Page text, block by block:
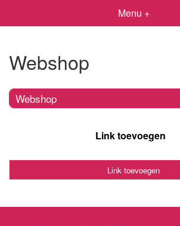
Menu +
Webshop
Webshop
Link toevoegen
Link toevoegen